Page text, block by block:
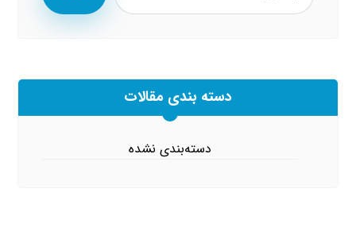
دسته بندی مقالات
دسته‌بندی نشده